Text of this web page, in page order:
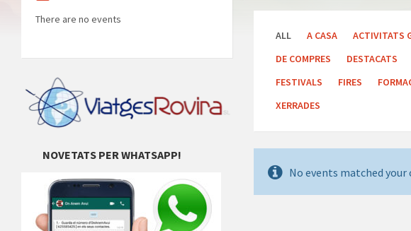
ALL A CASA ACTIVITATS
DE COMPRES
DESTACATS
FESTIVALS
FIRES
XERRADES
No events matched your
There are no events
NOVETATS PER WHATSAPP!